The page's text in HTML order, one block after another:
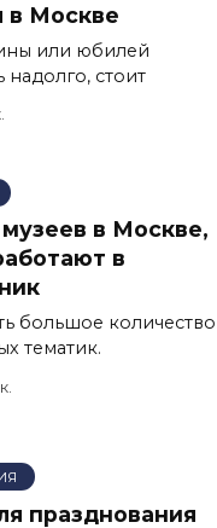
в Москве
или юбилей
надолго, стоит
в Москве,
в
большое количество
тематик.
празднования